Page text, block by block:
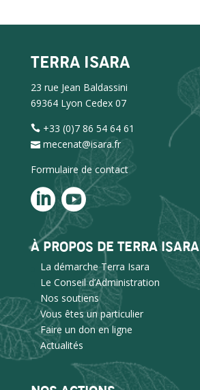
TERRA ISARA
23 rue Jean Baldassini
69364 Lyon Cedex 07
+33 (0)7 86 54 64 61
mecenat@isara.fr
Formulaire de contact
À PROPOS DE TERRA ISARA
La démarche Terra Isara
Le Conseil d’Administration
Nos soutiens
Vous êtes un particulier
Faire un don en ligne
Actualités